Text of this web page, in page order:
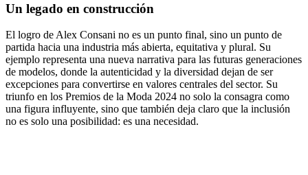
Un legado en construcción
El logro de Alex Consani no es un punto final, sino un punto de
partida hacia una industria más abierta, equitativa y plural. Su
ejemplo representa una nueva narrativa para las futuras generaciones
de modelos, donde la autenticidad y la diversidad dejan de ser
excepciones para convertirse en valores centrales del sector. Su
triunfo en los Premios de la Moda 2024 no solo la consagra como
una figura influyente, sino que también deja claro que la inclusión
no es solo una posibilidad: es una necesidad.